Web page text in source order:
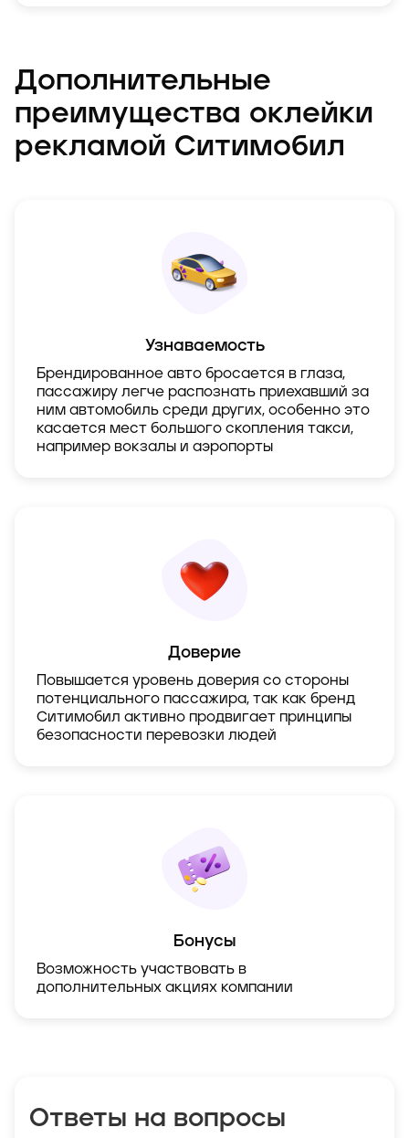
Дополнительные
преимущества оклейки
рекламой Ситимобил
Узнаваемость
Брендированное авто бросается в глаза,
пассажиру легче распознать приехавший за
ним автомобиль среди других, особенно это
касается мест большого скопления такси,
например вокзалы и аэропорты
Доверие
Повышается уровень доверия со стороны
потенциального пассажира, так как бренд
Ситимобил активно продвигает принципы
безопасности перевозки людей
Бонусы
Возможность участвовать в
дополнительных акциях компании
Ответы на вопросы